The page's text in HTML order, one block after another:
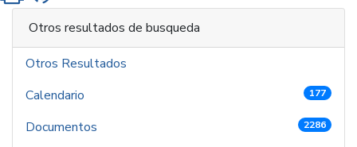
Otros resultados de busqueda
Otros Resultados
Calendario
177
Documentos 2286